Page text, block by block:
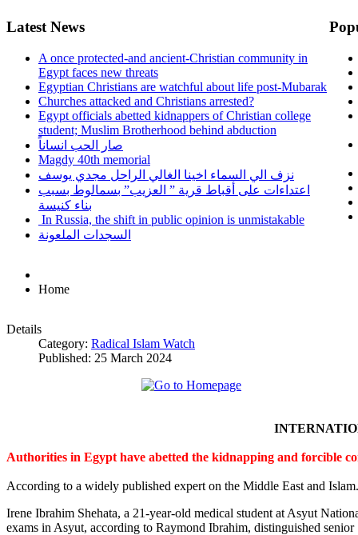
Latest News
A once protected-and ancient-Christian community in
Egypt faces new threats
Egyptian Christians are watchful about life post-Mubarak
Churches attacked and Christians arrested?
Egypt officials abetted kidnappers of Christian college
student; Muslim Brotherhood behind abduction
صار الحب انساناً
Magdy 40th memorial
نزف الي السماء اخينا الغالي الراحل مجدي يوسف
اعتداءات على أقباط قرية ” العزيب” بسمالوط بسبب
بناء كنيسة
In Russia, the shift in public opinion is unmistakable
السجدات الملعونة
Home
Details
Category: Radical Islam Watch
Published: 25 March 2024
Authorities in Egypt have abetted the kidnapping and forcible
According to a widely published expert on the Middle East and Islam.
Irene Ibrahim Shehata, a 21-year-old medical student at Asyut
exams in Asyut, according to Raymond Ibrahim, distinguished